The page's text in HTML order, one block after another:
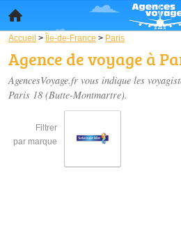
Accueil > Île-de-France > Paris
Agence de voyage à
AgencesVoyage.fr vous indique les
Paris 18 (Butte-Montmartre).
Filtrer
par marque